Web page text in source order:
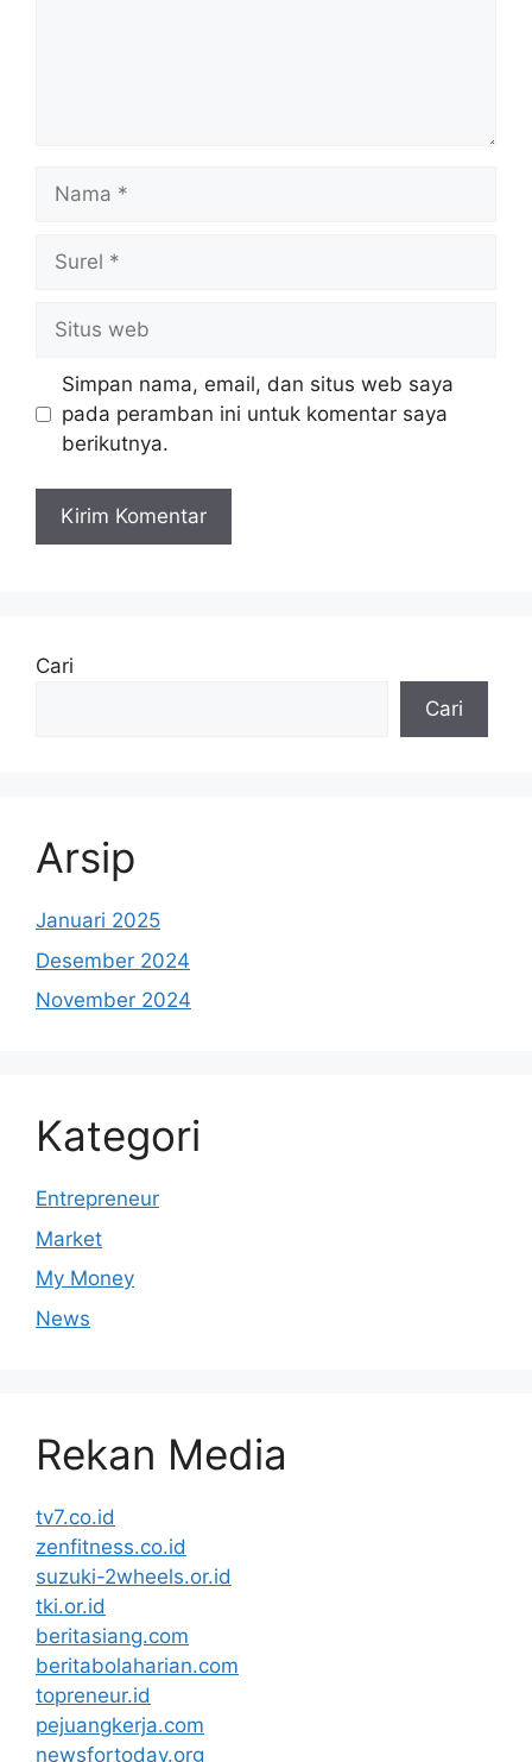
web
Simpan nama, email, dan situs web saya
pada peramban ini untuk komentar saya
berikutnya.
Cari
Cari
Arsip
Januari 2025
Desember 2024
November 2024
Kategori
Entrepreneur
Market
My Money
News
Rekan Media
tv7.co.id
zenfitness.co.id
suzuki-2wheels.or.id
tki.or.id
beritasiang.com
beritabolaharian.com
topreneur.id
pejuangkerja.com
newsfortoday.org